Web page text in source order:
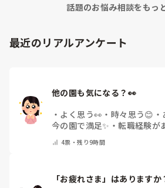
話題のお悩み相談をもっ
最近のリアルアンケート
他の園も気になる？👀
・ よく思う👀 ・ 時々思う😊 ・
今の園で満足✨ ・転職経験が
4票・残り9時間
「お疲れさま」はありますか